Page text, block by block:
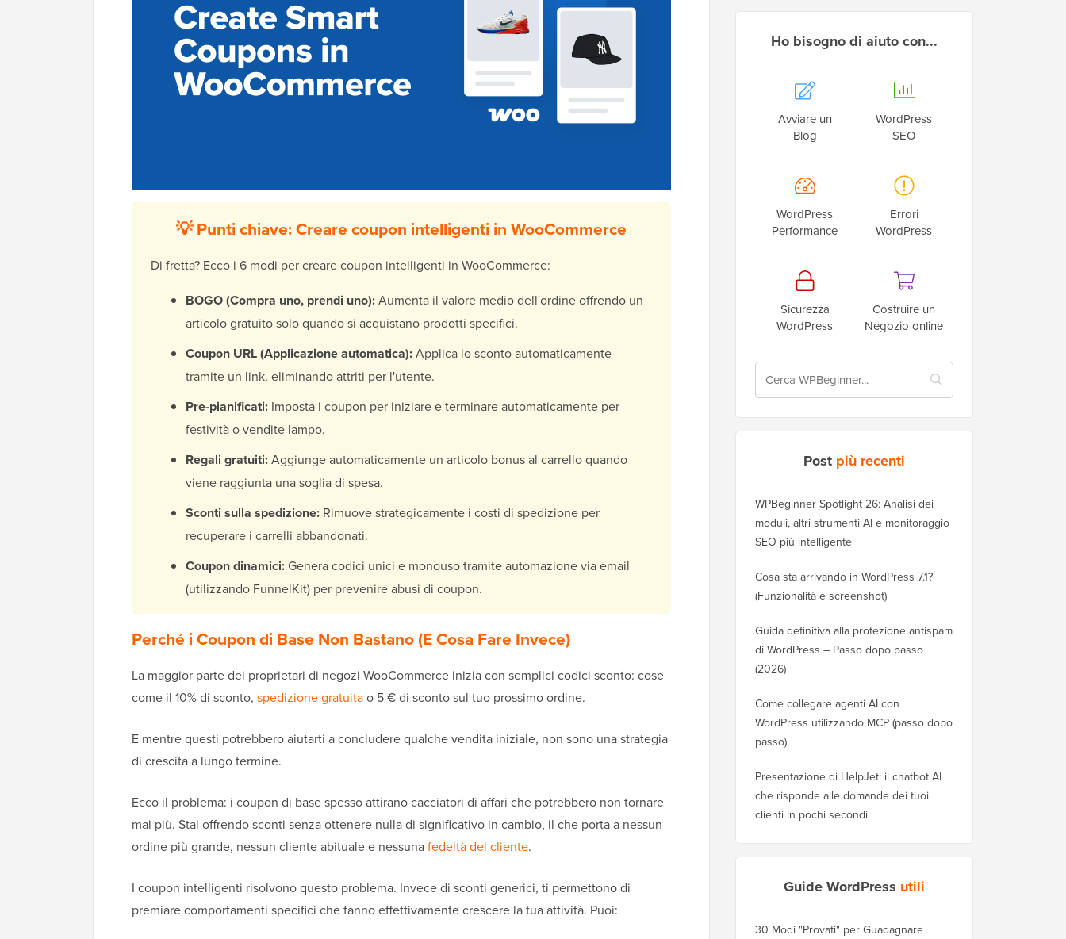
💡 Punti chiave: Creare coupon intelligenti in WooCommerce
Di fretta? Ecco i 6 modi per creare coupon intelligenti in WooCommerce:
BOGO (Compra uno, prendi uno):Aumenta il valore medio dell'ordine offrendo un
articolo gratuito solo quando si acquistano prodotti specifici.
Coupon URL (Applicazione automatica):Applica lo sconto automaticamente
tramite un link, eliminando attriti per l'utente.
Pre-pianificati: Imposta i coupon per iniziare e terminare automaticamente per
festività o vendite lampo.
Regali gratuiti:Aggiunge automaticamente un articolo bonus al carrello quando
viene raggiunta una soglia di spesa.
Sconti sulla spedizione: Rimuove strategicamente i costi di spedizione per
recuperare i carrelli abbandonati.
Coupon dinamici: Genera codici unici e monouso tramite automazione via email
(utilizzando FunnelKit) per prevenire abusi di coupon.
Perché i Coupon di Base Non Bastano (E Cosa Fare Invece)
La maggior parte dei proprietari di negozi WooCommerce inizia con semplici codici sconto: cose
come il 10% di sconto, spedizione gratuitao 5 € di sconto sul tuo prossimo ordine.
E mentre questi potrebbero aiutarti a concludere qualche vendita iniziale, non sono una strategia
di crescita a lungo termine.
Ecco il problema: i coupon di base spesso attirano cacciatori di affari che potrebbero non tornare
mai più. Stai offrendo sconti senza ottenere nulla di significativo in cambio, il che porta a nessun
ordine più grande, nessun cliente abituale e nessunafedeltà del cliente.
I coupon intelligenti risolvono questo problema. Invece di sconti generici, ti permettono di
premiare comportamenti specifici che fanno effettivamente crescere la tua attività. Puoi:
Ho bisogno di aiuto con...
Avviare un
Blog
WordPress
SEO
WordPress
Performance
Errori
WordPress
Sicurezza
WordPress
Costruire un
Negozio online
Post più recenti
WPBeginner Spotlight 26: Analisi dei
moduli, altri strumenti AI e monitoraggio
SEO più intelligente
Cosa sta arrivando in WordPress 7.1?
(Funzionalità e screenshot)
Guida definitiva alla protezione antispam
di WordPress – Passo dopo passo
(2026)
Come collegare agenti AI con
WordPress utilizzando MCP (passo dopo
passo)
Presentazione di HelpJet: il chatbot AI
che risponde alle domande dei tuoi
clienti in pochi secondi
Guide WordPress utili
30 Modi "Provati" per Guadagnare